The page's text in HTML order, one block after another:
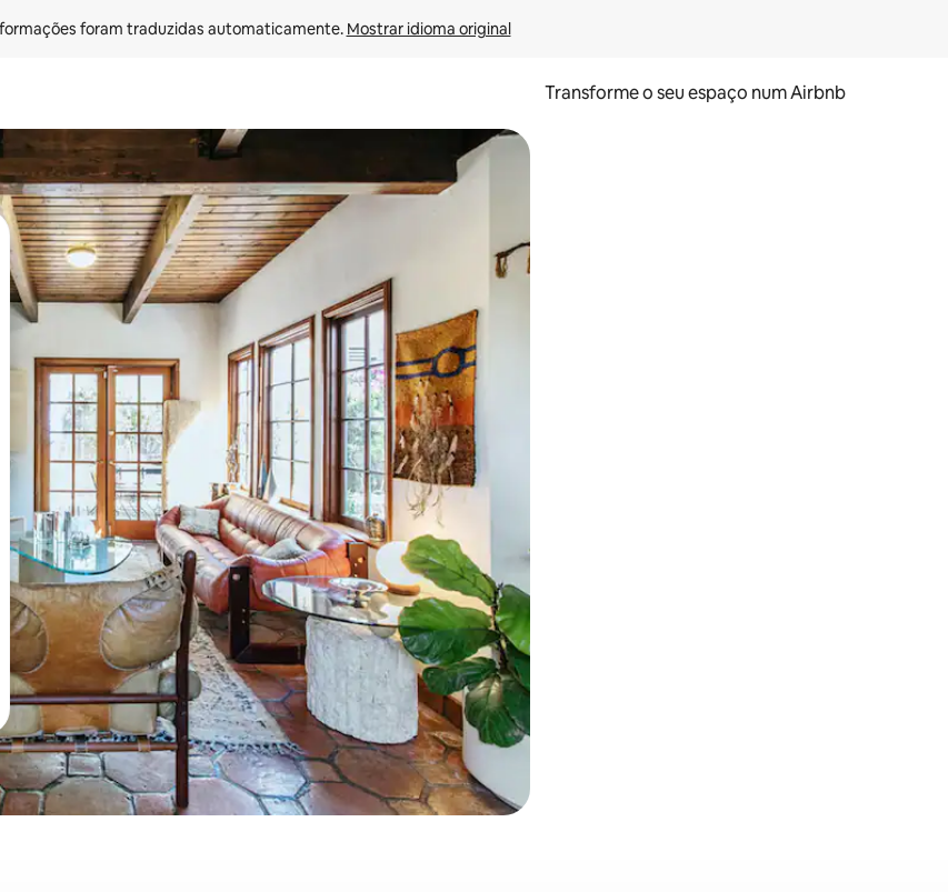
foram traduzidas automaticamente. Mostrar idioma original
Transforme o seu espaço num Airbnb
as teclas de seta para cima e para baixo ou explore com gestos de toque ou deslize.